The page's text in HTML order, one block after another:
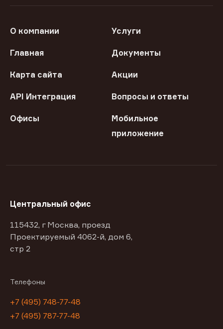
О компании Услуги
Главная Документы
Карта сайта Акции
API Интеграция Вопросы и ответы
Офисы
Мобильное
приложение
Центральный офис
115432, г Москва, проезд
Проектируемый 4062-й, дом 6,
стр 2
Телефоны
+7 (495) 748-77-48
+7 (495) 787-77-48